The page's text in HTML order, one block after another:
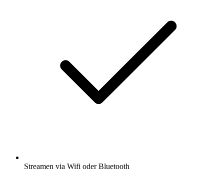
Streamen via Wifi oder Bluetooth